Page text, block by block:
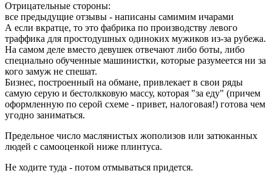
Отрицательные стороны:
все предыдущие отзывы - написаны самимим ичарами
А если вкратце, то это фабрика по производству левого
траффика для простодушных одиноких мужиков из-за рубежа.
На самом деле вместо девушек отвечают либо боты, либо
специально обученные машинистки, которые разумеется ни за
кого замуж не спешат.
Бизнес, построенный на обмане, привлекает в свои ряды
самую серую и бестолкковую массу, которая "за еду" (причем
оформленную по серой схеме - привет, налоговая!) готова чем
угодно заниматься.
Предельное число маслянистых жополизов или затюканных
людей с самооценкой ниже плинтуса.
Не ходите туда - потом отмываться придется.